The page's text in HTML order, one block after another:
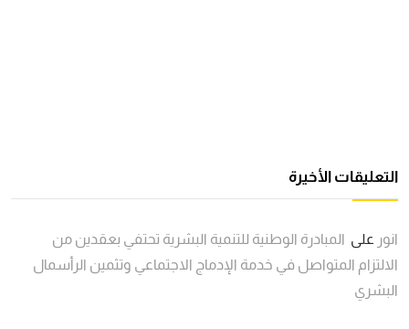
التعليقات الأخيرة
انور على المبادرة الوطنية للتنمية البشرية تحتفي بعقدين من
الالتزام المتواصل في خدمة الإدماج الاجتماعي وتثمين الرأسمال
البشري